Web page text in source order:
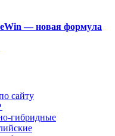
— новая формула
сайту
гибридные